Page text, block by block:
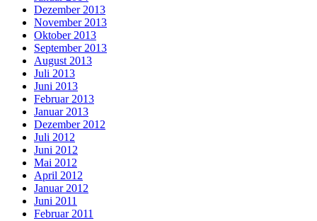
Dezember 2013
November 2013
Oktober 2013
September 2013
August 2013
Juli 2013
Juni 2013
Februar 2013
Januar 2013
Dezember 2012
Juli 2012
Juni 2012
Mai 2012
April 2012
Januar 2012
Juni 2011
Februar 2011